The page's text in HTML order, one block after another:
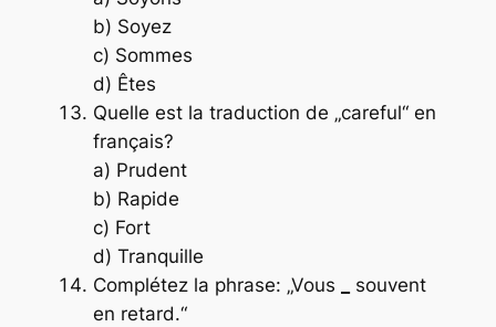
b) Soyez
c) Sommes
d) Êtes
Quelle est la traduction de „careful“ en
français?
a) Prudent
b) Rapide
c) Fort
d) Tranquille
Complétez la phrase: „Vous
souvent
en retard.“